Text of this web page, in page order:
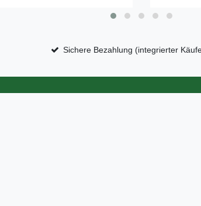
Sichere Bezahlung (integrierter